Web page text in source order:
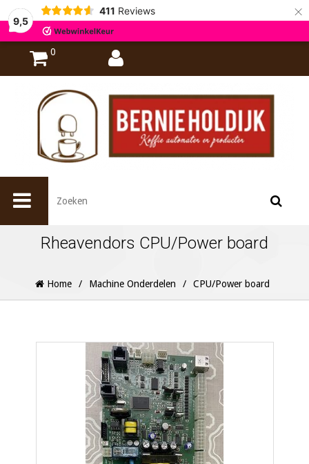
9,5
411 Reviews ×
0
Rheavendors CPU/Power board
Home / Machine Onderdelen / CPU/Power board